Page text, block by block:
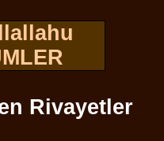
Rivayetler